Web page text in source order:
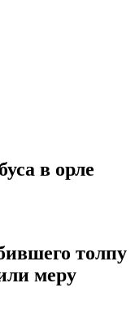
в орле
толпу
меру